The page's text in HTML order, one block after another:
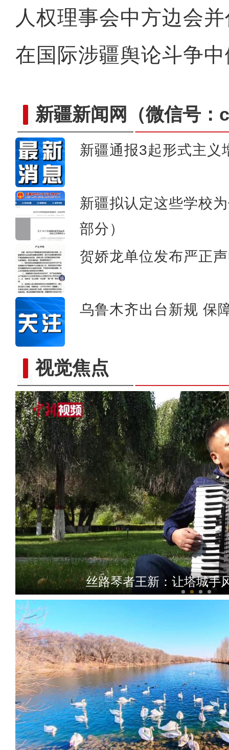
人权理事会中方边会
在国际涉疆舆论斗争
新疆新闻网 （微信号
新疆通报3起形式主义
新疆拟认定这些学校
部分）
贺娇龙单位发布严正
乌鲁木齐出台新规 保
视觉焦点丝路琴者王新：让塔城手
中国首家冰浮俱乐部落